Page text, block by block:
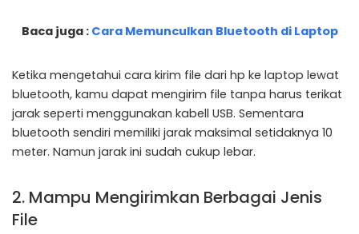
Baca juga : Cara Memunculkan Bluetooth di Laptop
Ketika mengetahui cara kirim file dari hp ke laptop lewat
bluetooth, kamu dapat mengirim file tanpa harus terikat
jarak seperti menggunakan kabell USB. Sementara
bluetooth sendiri memiliki jarak maksimal setidaknya 10
meter. Namun jarak ini sudah cukup lebar.
2. Mampu Mengirimkan Berbagai Jenis
File